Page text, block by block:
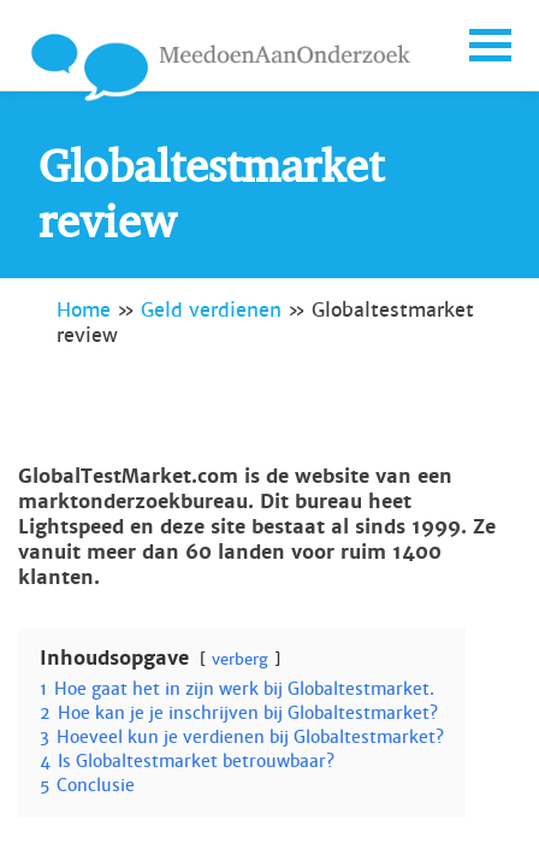
Globaltestmarket
review
Home » Geld verdienen » Globaltestmarket
review
GlobalTestMarket.com is de website van een
marktonderzoekbureau. Dit bureau heet
Lightspeed en deze site bestaat al sinds 1999. Ze
vanuit meer dan 60 landen voor ruim 1400
klanten.
Inhoudsopgave verberg
1 Hoe gaat het in zijn werk bij Globaltestmarket.
2 Hoe kan je je inschrijven bij Globaltestmarket?
3 Hoeveel kun je verdienen bij Globaltestmarket?
4 Is Globaltestmarket betrouwbaar?
5 Conclusie